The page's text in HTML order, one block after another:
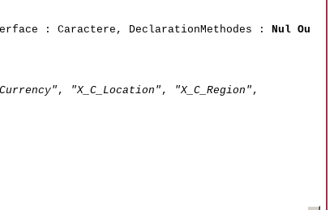
: Caractere, DeclarationMethodes : Nul Ou
, "X_C_Location" , "X_C_Region" ,